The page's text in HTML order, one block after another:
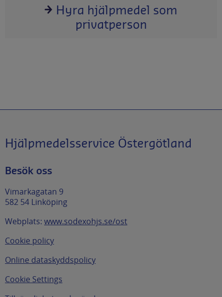
Hyra hjälpmedel som
privatperson
Hjälpmedelsservice Östergötland
Besök oss
Vimarkagatan 9
582 54 Linköping
Webplats: www.sodexohjs.se/ost
Cookie policy
Online dataskyddspolicy
Cookie Settings